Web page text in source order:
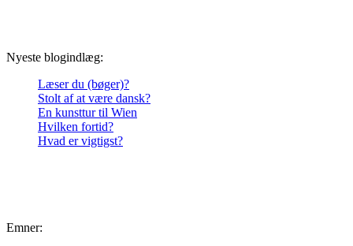
Nyeste blogindlæg:
Læser du (bøger)?
Stolt af at være dansk?
En kunsttur til Wien
Hvilken fortid?
Hvad er vigtigst?
Emner: